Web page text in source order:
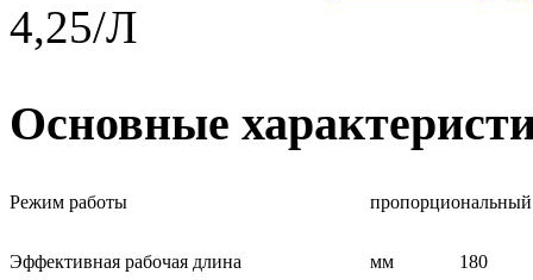
Основные
Режим работы пропорциональный
Эффективная рабочая длина мм 180